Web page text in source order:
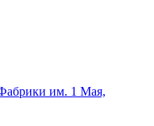
им. 1 Мая,